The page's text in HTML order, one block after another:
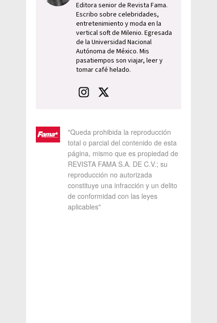
Editora senior de Revista Fama.
Escribo sobre celebridades,
entretenimiento y moda en la
vertical soft de Milenio. Egresada
de la Universidad Nacional
Autónoma de México. Mis
pasatiempos son viajar, leer y
tomar café helado.
"Queda prohibida la reproducción
total o parcial del contenido de esta
página, mismo que es propiedad de
REVISTA FAMA S.A. DE C.V.; su
reproducción no autorizada
constituye una infracción y un delito
de conformidad con las leyes
aplicables"